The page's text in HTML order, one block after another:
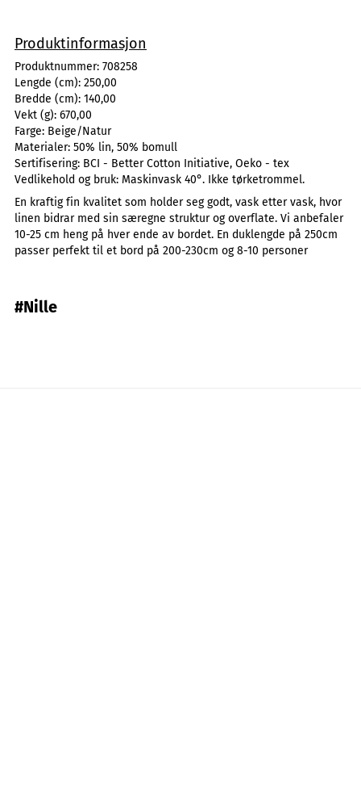
Produktinformasjon
Produktnummer: 708258
Lengde (cm): 250,00
Bredde (cm): 140,00
Vekt (g): 670,00
Farge: Beige/Natur
Materialer: 50% lin, 50% bomull
Sertifisering: BCI - Better Cotton Initiative, Oeko - tex
Vedlikehold og bruk: Maskinvask 40°. Ikke tørketrommel.
En kraftig fin kvalitet som holder seg godt, vask etter vask, hvor
linen bidrar med sin særegne struktur og overflate. Vi anbefaler
10-25 cm heng på hver ende av bordet. En duklengde på 250cm
passer perfekt til et bord på 200-230cm og 8-10 personer
#Nille